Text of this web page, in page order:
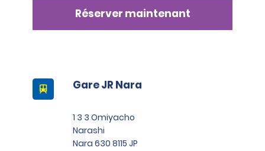
Réserver maintenant
Gare JR Nara
1 3 3 Omiyacho
Narashi
Nara 630 8115 JP